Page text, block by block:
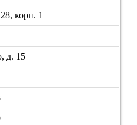
корп. 1
д. 15